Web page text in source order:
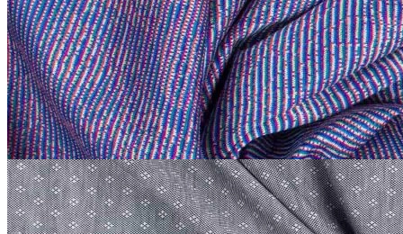
В наличии 20 м
хлопок 100%
140 смфиолетовый
2 200₽
за м
Купить
Etro
Трикотаж сток Etro